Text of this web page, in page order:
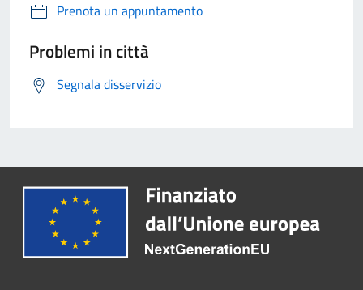
Prenota un appuntamento
Problemi in città
Segnala disservizio